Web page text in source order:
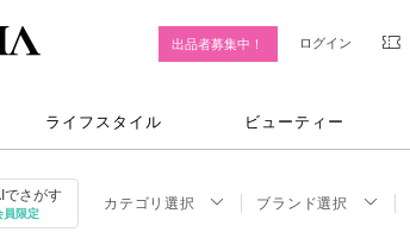
出品者募集中！ ログイン
ライフスタイル ビューティー
でさがす
員限定
カテゴリ選択 ブランド選択